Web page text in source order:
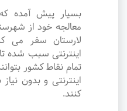
بسیار پیش آمده که
معالجه خود از
لارستان سفر می
اینترنتی سبب شده
تمام نقاط کشور
اینترنتی و بدون
کنند.